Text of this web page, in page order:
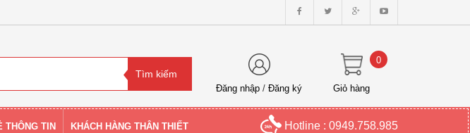
Đăng nhập /Đăng ký Giỏ hàng
0
THÔNG TIN KHÁCH HÀNG THÂN THIẾT Hotline : 0949.758.985